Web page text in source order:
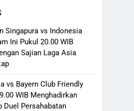
Singapura vs Indonesia
Ini Pukul 20.00 WIB
Sajian Laga Asia
vs Bayern Club Friendly
WIB Menghadirkan
Duel Persahabatan